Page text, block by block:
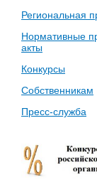
Региональная
Нормативные
акты
Конкурсы
Собственникам
Пресс-служба